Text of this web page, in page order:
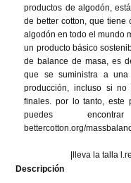
productos de algodón,
de better cotton, que tiene
algodón en todo el mundo
un producto básico
de balance de masa, es
que se suministra a
producción, incluso si
finales. por lo tanto, este
puedes
bettercotton.org/
|lleva
Descripción